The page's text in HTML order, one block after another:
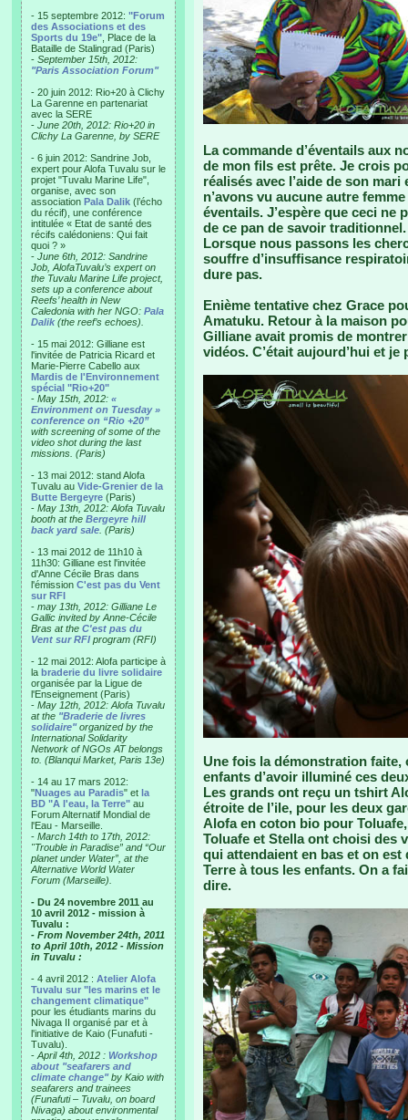
- 15 septembre 2012: "Forum
des Associations et des
Sports du 19e" , Place de la
Bataille de Stalingrad (Paris)
- September 15th, 2012:
"Paris Association Forum"
- 20 juin 2012: Rio+20 à Clichy
La Garenne en partenariat
avec la SERE
- June 20th, 2012: Rio+20 in
Clichy La Garenne, by SERE
- 6 juin 2012: Sandrine Job,
expert pour Alofa Tuvalu sur le
projet "Tuvalu Marine Life",
organise, avec son
association Pala Dalik (l’écho
du récif), une conférence
intitulée « Etat de santé des
récifs calédoniens: Qui fait
quoi ? »
- June 6th, 2012: Sandrine
Job, AlofaTuvalu’s expert on
the Tuvalu Marine Life project,
sets up a conference about
Reefs’ health in New
Caledonia with her NGO: Pala
Dalik (the reef’s echoes).
- 15 mai 2012: Gilliane est
l'invitée de Patricia Ricard et
Marie-Pierre Cabello aux
Mardis de l'Environnement
spécial "Rio+20"
- May 15th, 2012: «
Environment on Tuesday »
conference on “Rio +20”
with screening of some of the
video shot during the last
missions. (Paris)
- 13 mai 2012: stand Alofa
Tuvalu au Vide-Grenier de la
Butte Bergeyre (Paris)
- May 13th, 2012: Alofa Tuvalu
booth at the Bergeyre hill
back yard sale . (Paris)
- 13 mai 2012 de 11h10 à
11h30: Gilliane est l'invitée
d'Anne Cécile Bras dans
l'émission C'est pas du Vent
sur RFI
- may 13th, 2012: Gilliane Le
Gallic invited by Anne-Cécile
Bras at the C'est pas du
Vent sur RFI program (RFI)
- 12 mai 2012: Alofa participe à
la braderie du livre solidaire
organisée par la Ligue de
l'Enseignement (Paris)
- May 12th, 2012: Alofa Tuvalu
at the "Braderie de livres
solidaire"organized by the
International Solidarity
Network of NGOs AT belongs
to. (Blanqui Market, Paris 13e)
- 14 au 17 mars 2012:
"Nuages au Paradis" et la
BD "A l'eau, la Terre" au
Forum Alternatif Mondial de
l'Eau - Marseille.
- March 14th to 17th, 2012:
"Trouble in Paradise” and “Our
planet under Water”, at the
Alternative World Water
Forum (Marseille).
- Du 24 novembre 2011 au
10 avril 2012 - mission à
Tuvalu :
- From November 24th, 2011
to April 10th, 2012 - Mission
in Tuvalu :
- 4 avril 2012 : Atelier Alofa
Tuvalu sur "les marins et le
changement climatique"
pour les étudiants marins du
Nivaga II organisé par et à
l'initiative de Kaio (Funafuti -
Tuvalu).
- April 4th, 2012 : Workshop
about "seafarers and
climate change"by Kaio with
seafarers and trainees
(Funafuti – Tuvalu, on board
Nivaga) about environmental
La commande d’éventails aux
de mon fils est prête. Je crois
réalisés avec l’aide de son
n’avons vu aucune autre
éventails. J’espère que ceci ne
de ce pan de savoir traditionnel.
Lorsque nous passons les
souffre d’insuffisance
dure pas.
Enième tentative chez Grace
Amatuku. Retour à la maison
Gilliane avait promis de
vidéos. C’était aujourd’hui et je
Une fois la démonstration
enfants d’avoir illuminé ces
Les grands ont reçu un tshirt
étroite de l’ile, pour les deux
Alofa en coton bio pour
Toluafe et Stella ont choisi des
qui attendaient en bas et on
Terre à tous les enfants. On a
dire.